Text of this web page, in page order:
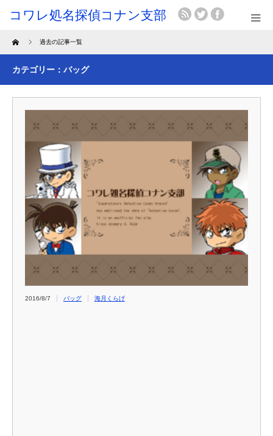
Home 過去の記事一覧
カテゴリー：バッグ
2016/8/7 バッグ 海月くらげ